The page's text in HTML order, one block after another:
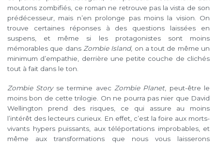
moutons zombifiés, ce roman ne retrouve pas la vista de son
prédécesseur, mais n’en prolonge pas moins la vision. On
trouve certaines réponses à des questions laissées en
suspens, et même si les protagonistes sont moins
mémorables que dans Zombie Island, on a tout de même un
minimum d’empathie, derrière une petite couche de clichés
tout à fait dans le ton.
Zombie Storyse termine avec Zombie Planet, peut-être le
moins bon de cette trilogie. On ne pourra pas nier que David
Wellington prend des risques, ce qui assure au moins
l’intérêt des lecteurs curieux. En effet, c’est la foire aux morts-
vivants hypers puissants, aux téléportations improbables, et
même aux transformations que nous vous laisserons